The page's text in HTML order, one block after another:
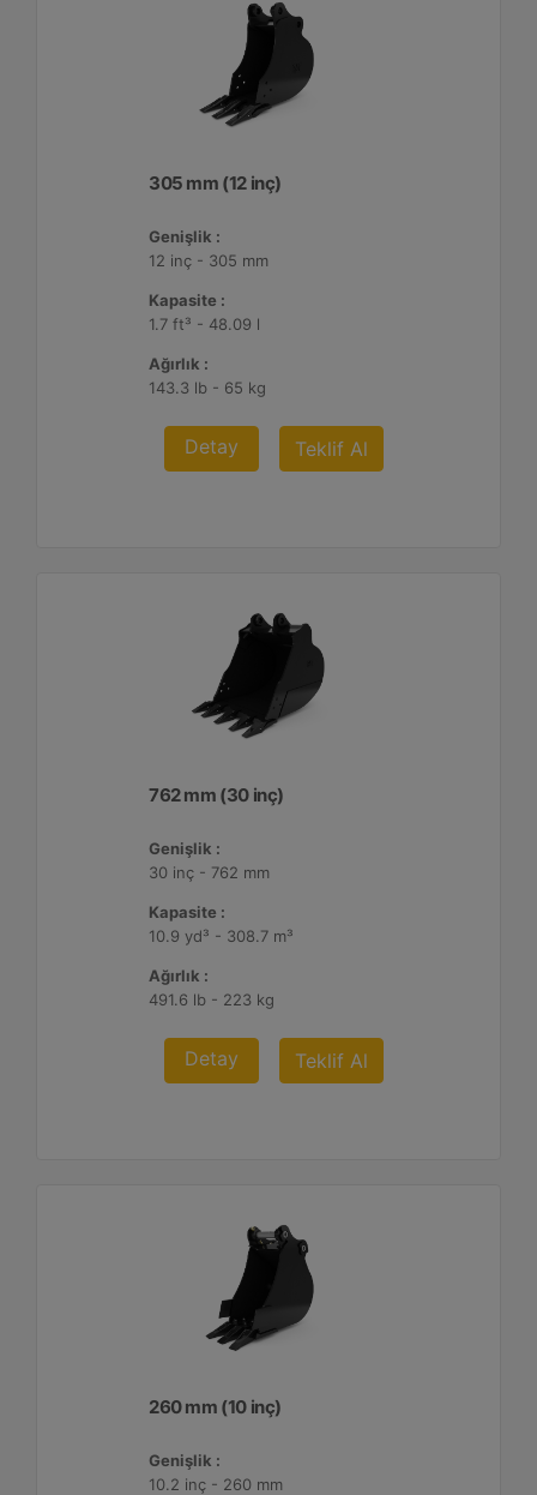
305 mm (12 inç)
Genişlik :
12 inç - 305 mm
Kapasite :
1.7 ft³ - 48.09 l
Ağırlık :
143.3 lb - 65 kg
Detay Teklif Al
762 mm (30 inç)
Genişlik :
30 inç - 762 mm
Kapasite :
10.9 yd³ - 308.7 m³
Ağırlık :
491.6 lb - 223 kg
Detay Teklif Al
260 mm (10 inç)
Genişlik :
10.2 inç - 260 mm